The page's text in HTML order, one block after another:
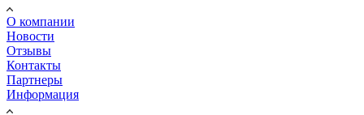
О компании
Новости
Отзывы
Контакты
Партнеры
Информация